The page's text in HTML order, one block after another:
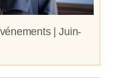
| Juin-